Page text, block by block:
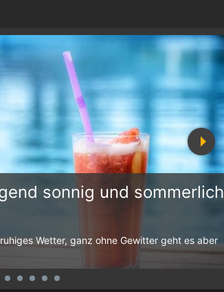
sonnig und sommerlich
Wetter, ganz ohne Gewitter geht es aber